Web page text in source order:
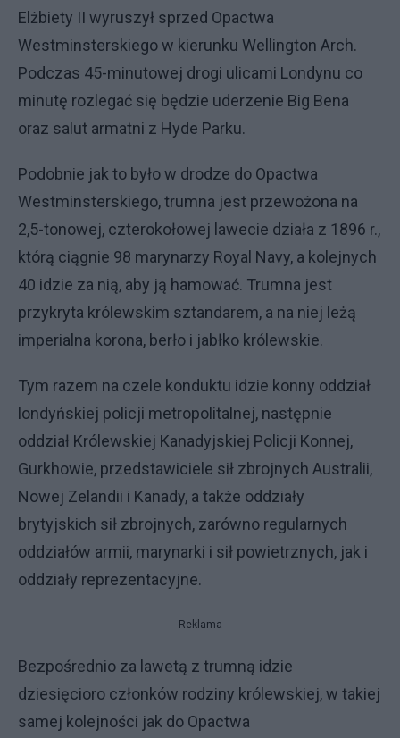
Elżbiety II wyruszył sprzed Opactwa
Westminsterskiego w kierunku Wellington Arch.
Podczas 45-minutowej drogi ulicami Londynu co
minutę rozlegać się będzie uderzenie Big Bena
oraz salut armatni z Hyde Parku.
Podobnie jak to było w drodze do Opactwa
Westminsterskiego, trumna jest przewożona na
2,5-tonowej, czterokołowej lawecie działa z 1896 r.,
którą ciągnie 98 marynarzy Royal Navy, a kolejnych
40 idzie za nią, aby ją hamować. Trumna jest
przykryta królewskim sztandarem, a na niej leżą
imperialna korona, berło i jabłko królewskie.
Tym razem na czele konduktu idzie konny oddział
londyńskiej policji metropolitalnej, następnie
oddział Królewskiej Kanadyjskiej Policji Konnej,
Gurkhowie, przedstawiciele sił zbrojnych Australii,
Nowej Zelandii i Kanady, a także oddziały
brytyjskich sił zbrojnych, zarówno regularnych
oddziałów armii, marynarki i sił powietrznych, jak i
oddziały reprezentacyjne.
Reklama
Bezpośrednio za lawetą z trumną idzie
dziesięcioro członków rodziny królewskiej, w takiej
samej kolejności jak do Opactwa